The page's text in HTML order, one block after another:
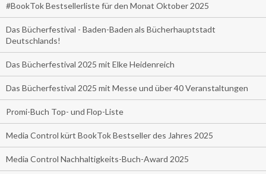
#BookTok Bestsellerliste für den Monat Oktober 2025
Das Bücherfestival - Baden-Baden als Bücherhauptstadt
Deutschlands!
Das Bücherfestival 2025 mit Elke Heidenreich
Das Bücherfestival 2025 mit Messe und über 40 Veranstaltungen
Promi-Buch Top- und Flop-Liste
Media Control kürt BookTok Bestseller des Jahres 2025
Media Control Nachhaltigkeits-Buch-Award 2025